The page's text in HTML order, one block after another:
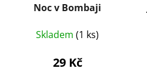
Noc v Bombaji
Skladem (1 ks)
29 Kč